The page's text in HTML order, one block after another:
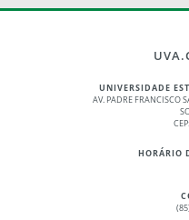
UNIVERSIDADE
AV. PADRE FRANCISCO
HORÁRIO